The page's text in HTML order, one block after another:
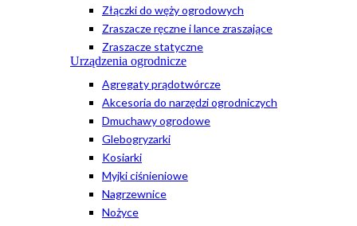
Złączki do węży ogrodowych
Zraszacze ręczne i lance zraszające
Zraszacze statyczne
Urządzenia ogrodnicze
Agregaty prądotwórcze
Akcesoria do narzędzi ogrodniczych
Dmuchawy ogrodowe
Glebogryzarki
Kosiarki
Myjki ciśnieniowe
Nagrzewnice
Nożyce